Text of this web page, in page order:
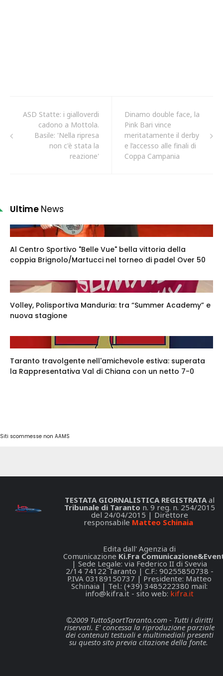
ASD Statte: i gialloverdi
cadono a Mottola.
Basile: 'Nella ripresa
non c'è stata la
reazione'
Dinamo double face, la
Pink Bari vince
meritatamente il derby
e l’accesso alle finali di
Coppa Campania
Ultime News
Al Centro Sportivo "Belle Vue" bella vittoria della
coppia Brignolo/Martucci nel torneo di padel Over 50
Volley, Polisportiva Manduria: tra “Summer Academy” e
nuova stagione
Taranto travolgente nell'amichevole estiva: superata
la Rappresentativa Val di Chiana con un netto 7-0
Siti scommesse non AAMS
TESTATA GIORNALISTICA REGISTRATAal
Tribunale di Taranto n. 9 reg. n. 254/2015
del 24/04/2015 | Direttore
responsabile Matteo Schinaia
Edita dall' Agenzia di
Comunicazione Ki.Fra
| Sede Legale: via Federico II di Svevia
2/14 74122 Taranto | C.F.: 90255850738 -
P.IVA 03189150737 | Presidente: Matteo
Schinaia | Tel.: (+39) 3485222380 mail:
info@kifra.it - sito web: kifra.it
©2009 TuttoSportTaranto.com - Tutti i diritti
riservati. E' concessa la riproduzione parziale
dei contenuti testuali e multimediali presenti
su questo sito previa citazione della fonte.